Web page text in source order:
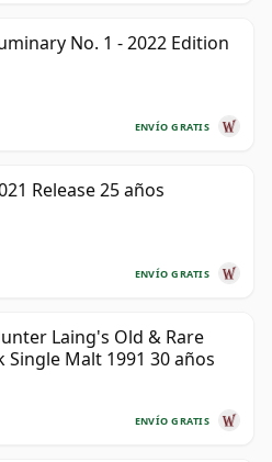
No. 1 - 2022 Edition
ENVÍO GRATIS
Release 25 años
ENVÍO GRATIS
Laing's Old & Rare
Single Malt 1991 30 años
ENVÍO GRATIS